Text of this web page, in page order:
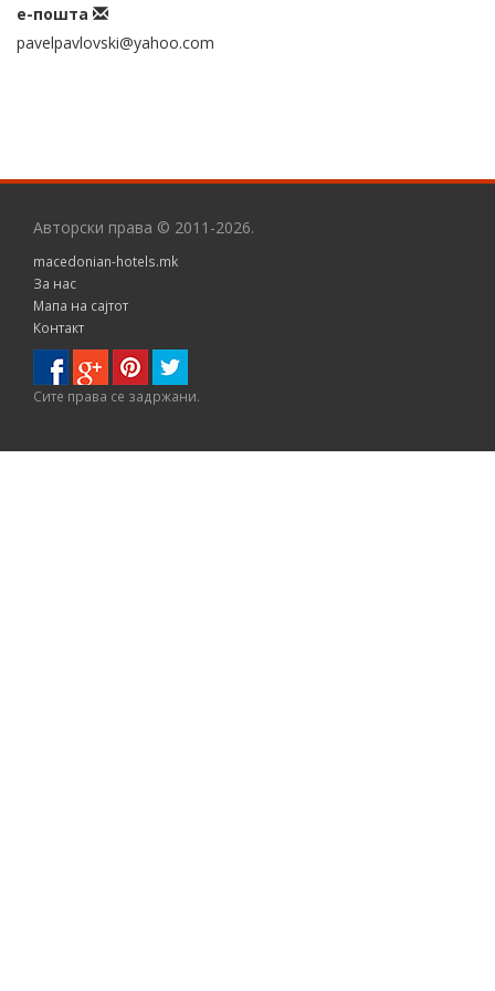
е-пошта
pavelpavlovski@yahoo.com
Авторски права © 2011-2026.
macedonian-hotels.mk
За нас
Мапа на сајтот
Контакт
Сите правa се задржани.